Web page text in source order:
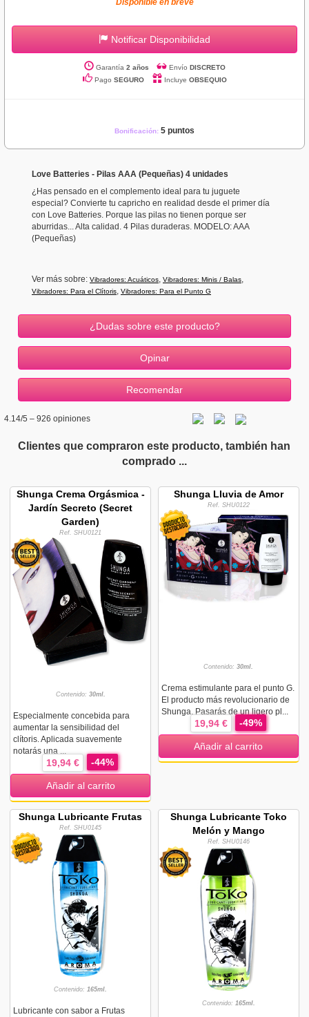
Disponible en breve
Notificar Disponibilidad
Garantía 2 años Envío DISCRETO
Pago SEGURO Incluye OBSEQUIO
Bonificación: 5 puntos
Love Batteries - Pilas AAA (Pequeñas) 4 unidades
¿Has pensado en el complemento ideal para tu juguete
especial? Convierte tu capricho en realidad desde el primer día
con Love Batteries. Porque las pilas no tienen porque ser
aburridas... Alta calidad. 4 Pilas duraderas. MODELO: AAA
(Pequeñas)
Ver más sobre: Vibradores: Acuáticos, Vibradores: Minis / Balas,
Vibradores: Para el Clítoris, Vibradores: Para el Punto G
¿Dudas sobre este producto?
4.14/5 – 926 opiniones
Clientes que compraron este producto, también han
comprado ...
Shunga Crema Orgásmica -
Jardín Secreto (Secret
Garden)
Ref. SHU0121
Contenido: 30ml.
Especialmente concebida para
aumentar la sensibilidad del
clítoris. Aplicada suavemente
notarás una ...
19,94 € -44%
Añadir al carrito
Shunga Lluvia de Amor
Ref. SHU0122
Contenido:30ml.
Crema estimulante para el punto G.
El producto más revolucionario de
Shunga. Pasarás de un ligero pl...
19,94 € -49%
Añadir al carrito
Shunga Lubricante Frutas
Ref. SHU0145
Contenido:165ml.
Lubricante con sabor a Frutas
Shunga Lubricante Toko
Melón y Mango
Ref. SHU0146
Contenido: 165ml.